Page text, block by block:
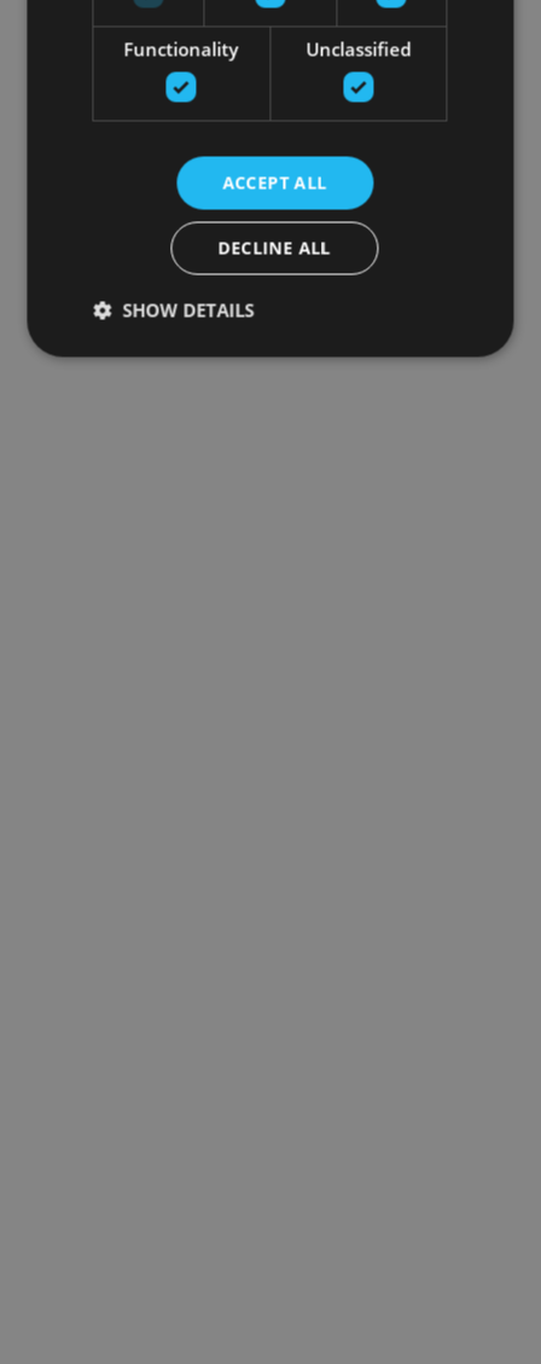
Functionality Unclassified
ACCEPT ALL
DECLINE ALL
SHOW DETAILS